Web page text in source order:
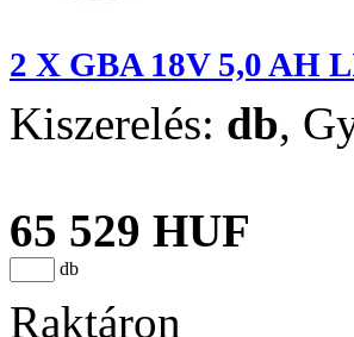
2 X GBA 18V 5,0 AH
Kiszerelés: db,
65 529 HUF
db
Raktáron